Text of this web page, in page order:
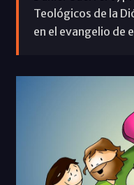
Teológicos de la
en el evangelio de